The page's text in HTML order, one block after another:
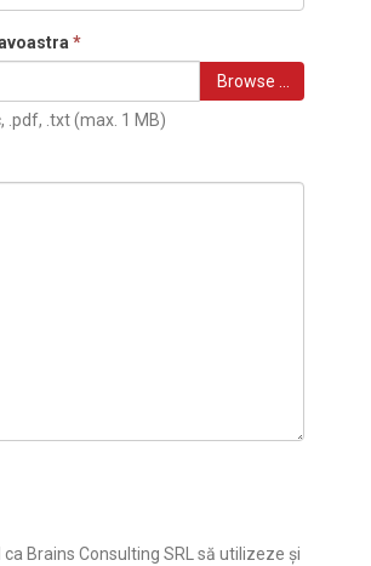
*
Browse …
.pdf, .txt (max. 1 MB)
Brains Consulting SRL să utilizeze și